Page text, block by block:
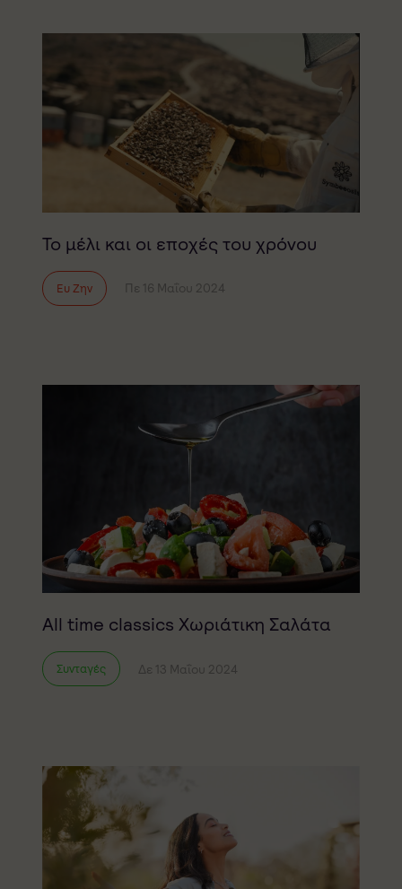
Το μέλι και οι εποχές του χρόνου
Ευ Ζην Πε 16 Μαΐου 2024
All time classics Χωριάτικη Σαλάτα
Συνταγές Δε 13 Μαΐου 2024